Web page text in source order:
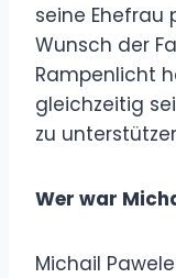
seine Ehefrau
Wunsch der
Rampenlicht
gleichzeitig
zu
Wer war
Michail